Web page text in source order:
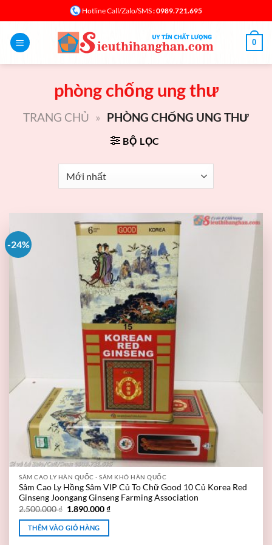
qua
nội
dung
Hotline Call/Zalo/SMS: 0989.721.695
0
phòng chống ung thư
TRANG CHỦ » PHÒNG CHỐNG UNG THƯ
BỘ LỌC
-24%
SÂM CAO LY HÀN QUỐC - SÂM KHÔ HÀN QUỐC
Sâm Cao Ly Hồng Sâm VIP Củ To Chữ Good 10 Củ Korea Red
Ginseng Joongang Ginseng Farming Association
2.500.000₫ 1.890.000₫
THÊM VÀO GIỎ HÀNG